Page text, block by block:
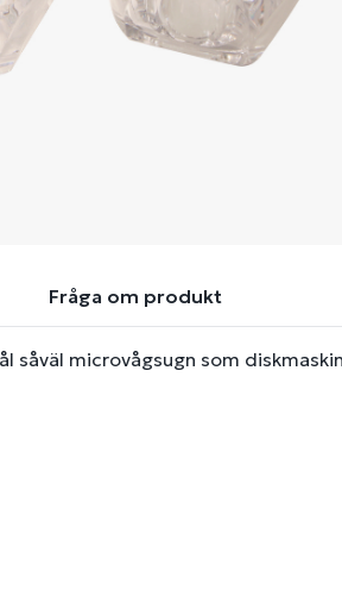
Fråga om produkt
såväl microvågsugn som